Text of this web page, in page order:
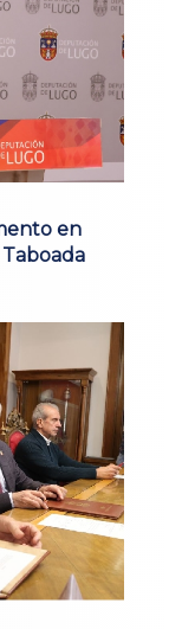
en